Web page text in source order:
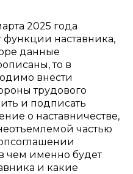
2025 года
функции наставника,
данные
то в
внести
трудового
и подписать
о наставничестве,
частью
чем именно будет
и какие